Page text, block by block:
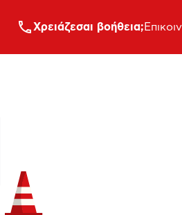
Xρειάζεσαι βοήθεια;